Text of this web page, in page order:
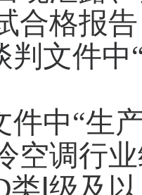
合格报
判文件中
件中“生
空调行